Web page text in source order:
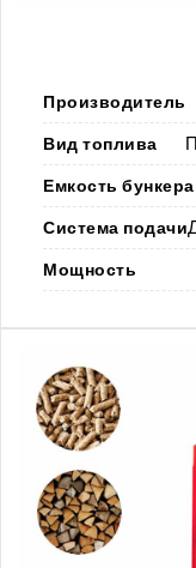
Производитель
Вид топлива
Емкость бункера
Система подачи
Мощность